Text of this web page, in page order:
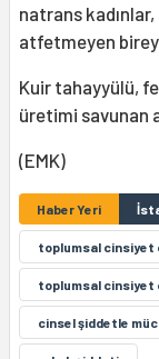
natrans
atfetmeyen
Kuir tahayyülü,
üretimi savunan
(EMK)
Haber Yeri
toplumsal cinsiyet
toplumsal cinsiyet
cinsel şiddetle